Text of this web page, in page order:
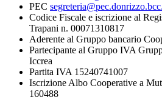
PEC
Codice Fiscale e iscrizione al
Trapani n. 00071310817
Aderente al Gruppo bancario
Partecipante al Gruppo IVA
Iccrea
Partita IVA 15240741007
Iscrizione Albo Cooperative a
160488